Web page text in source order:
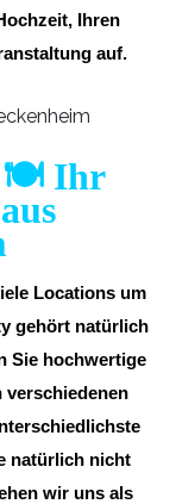
Ihren
auf.
🍽️ Ihr
Locations um
gehört natürlich
Sie hochwertige
natürlich nicht
wir uns als